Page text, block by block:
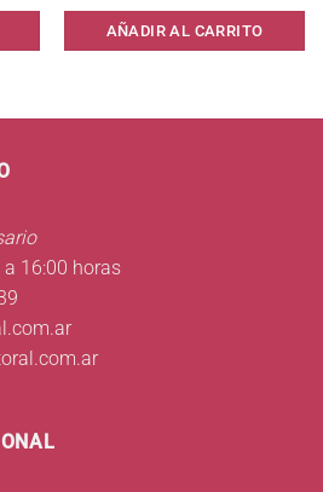
AÑADIR AL CARRITO
a 16:00 horas